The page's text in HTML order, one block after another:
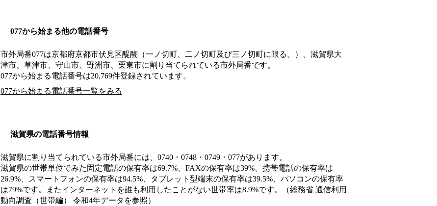
077から始まる他の電話番号
市外局番077は京都府京都市伏見区醍醐（一ノ切町、二ノ切町及び三ノ切町に限る。）、滋賀県大
津市、草津市、守山市、野洲市、栗東市に割り当てられている市外局番です。
077から始まる電話番号は20,769件登録されています。
077から始まる電話番号一覧をみる
滋賀県の電話番号情報
滋賀県に割り当てられている市外局番には、0740・0748・0749・077があります。
滋賀県の世帯単位でみた固定電話の保有率は69.7%、FAXの保有率は39%、携帯電話の保有率は
26.9%、スマートフォンの保有率は94.5%、タブレット型端末の保有率は39.5%、パソコンの保有率
は79%です。またインターネットを誰も利用したことがない世帯率は8.9%です。（総務省 通信利用
動向調査（世帯編） 令和4年データを参照）